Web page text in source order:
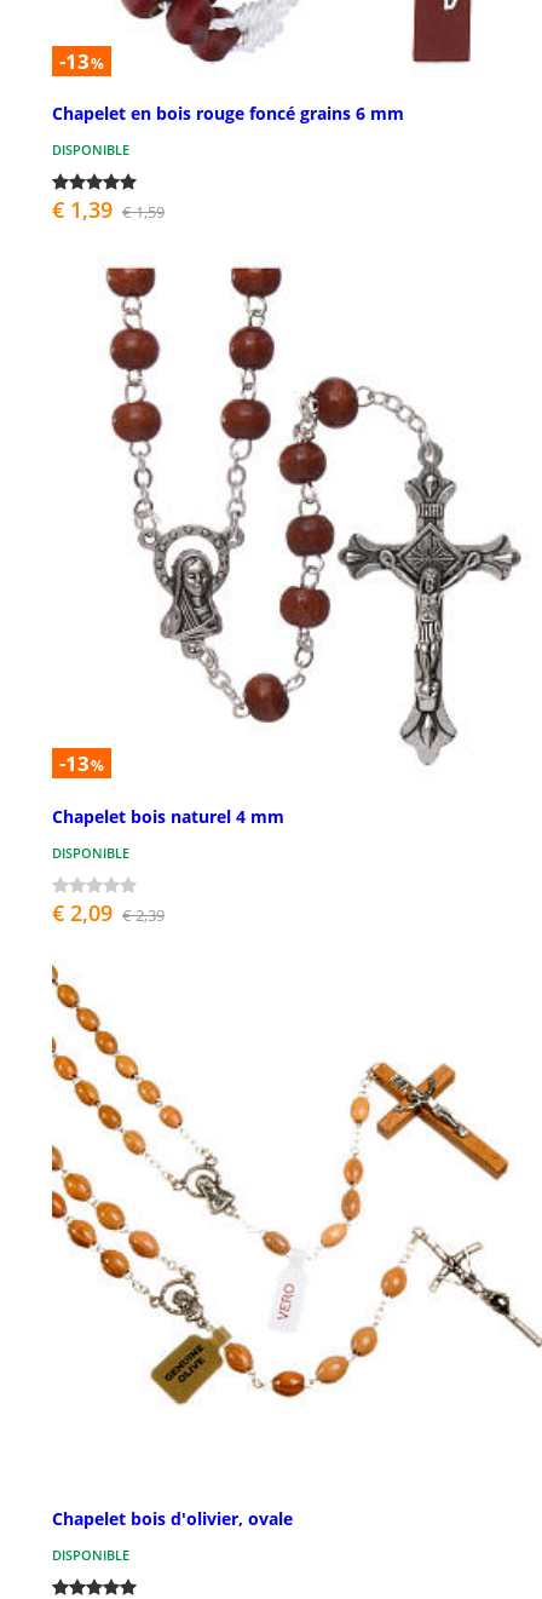
-13%
Chapelet en bois rouge foncé grains 6 mm
DISPONIBLE
€ 1,39 € 1,59
-13%
Chapelet bois naturel 4 mm
DISPONIBLE
€ 2,09 € 2,39
Chapelet bois d'olivier, ovale
DISPONIBLE